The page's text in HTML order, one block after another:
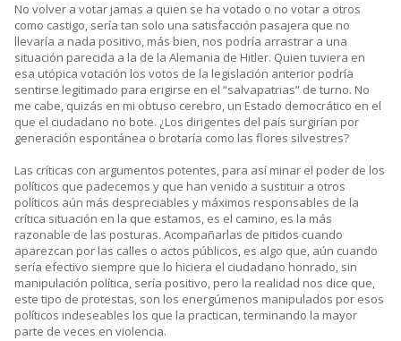
No volver a votar jamas a quien se ha votado o no votar a otros
como castigo, sería tan solo una satisfacción pasajera que no
llevaría a nada positivo, más bien, nos podría arrastrar a una
situación parecida a la de la Alemania de Hitler. Quien tuviera en
esa utópica votación los votos de la legislación anterior podría
sentirse legitimado para erigirse en el “salvapatrias” de turno. No
me cabe, quizás en mi obtuso cerebro, un Estado democrático en el
que el ciudadano no bote. ¿Los dirigentes del país surgirían por
generación espontánea o brotaría como las flores silvestres?
Las críticas con argumentos potentes, para así minar el poder de los
políticos que padecemos y que han venido a sustituir a otros
políticos aún más despreciables y máximos responsables de la
crítica situación en la que estamos, es el camino, es la más
razonable de las posturas. Acompañarlas de pitidos cuando
aparezcan por las calles o actos públicos, es algo que, aún cuando
sería efectivo siempre que lo hiciera el ciudadano honrado, sin
manipulación política, sería positivo, pero la realidad nos dice que,
este tipo de protestas, son los energúmenos manipulados por esos
políticos indeseables los que la practican, terminando la mayor
parte de veces en violencia.